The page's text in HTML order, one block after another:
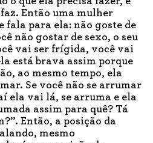
Então uma mulher
fala para ela: não goste de
não gostar de sexo, o seu
vai ser frígida, você vai
está brava assim porque
ao mesmo tempo, ela
Se você não se arrumar
ela vai lá, se arruma e ela
assim para quê? Tá
Então, a posição da
mesmo